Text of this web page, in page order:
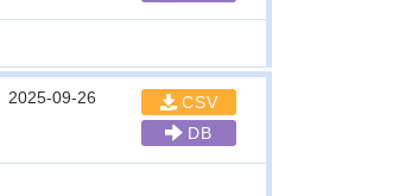
2025-09-26
CSV
DB